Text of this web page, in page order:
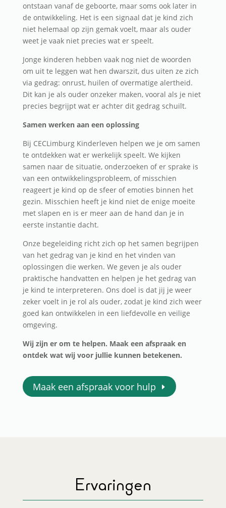
ontstaan vanaf de geboorte, maar soms ook later in
de ontwikkeling. Het is een signaal dat je kind zich
niet helemaal op zijn gemak voelt, maar als ouder
weet je vaak niet precies wat er speelt.
Jonge kinderen hebben vaak nog niet de woorden
om uit te leggen wat hen dwarszit, dus uiten ze zich
via gedrag: onrust, huilen of overmatige alertheid.
Dit kan je als ouder onzeker maken, vooral als je niet
precies begrijpt wat er achter dit gedrag schuilt.
Samen werken aan een oplossing
Bij CECLimburg Kinderleven helpen we je om samen
te ontdekken wat er werkelijk speelt. We kijken
samen naar de situatie, onderzoeken of er sprake is
van een ontwikkelingsprobleem, of misschien
reageert je kind op de sfeer of emoties binnen het
gezin. Misschien heeft je kind niet de enige moeite
met slapen en is er meer aan de hand dan je in
eerste instantie dacht.
Onze begeleiding richt zich op het samen begrijpen
van het gedrag van je kind en het vinden van
oplossingen die werken. We geven je als ouder
praktische handvatten en helpen je het gedrag van
je kind te interpreteren. Ons doel is dat jij je weer
zeker voelt in je rol als ouder, zodat je kind zich weer
goed kan ontwikkelen in een liefdevolle en veilige
omgeving.
Wij zijn er om te helpen. Maak een afspraak en
ontdek wat wij voor jullie kunnen betekenen.
Maak een afspraak voor hulp
Ervaringen